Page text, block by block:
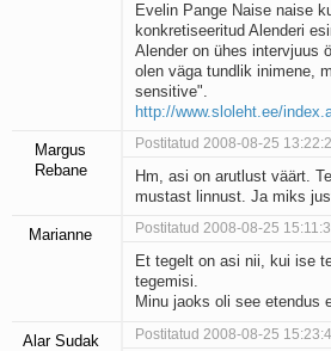
Evelin Pange Naise naise
konkretiseeritud Alenderi
Alender on ühes intervjuus
olen väga tundlik inimene,
sensitive".
http://www.sloleht.ee/
Margus
Rebane
Postitatud 2008-08-25
Hm, asi on arutlust väärt.
mustast linnust. Ja miks
Marianne Postitatud 2008-08-25
Et tegelt on asi nii, kui ise
tegemisi.
Minu jaoks oli see etendus
Alar Sudak Postitatud 2008-08-25